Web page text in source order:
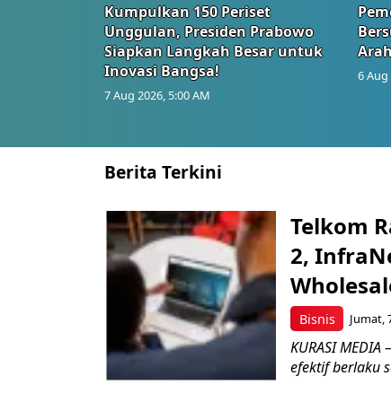
Kumpulkan 150 Periset
Unggulan, Presiden Prabowo
Siapkan Langkah Besar untuk
Inovasi Bangsa!
7 Aug 2026, 5:00 AM
6 Aug
Berita Terkini
Bisnis
Telkom
2,
Jumat,
KURASI
efektif berlaku